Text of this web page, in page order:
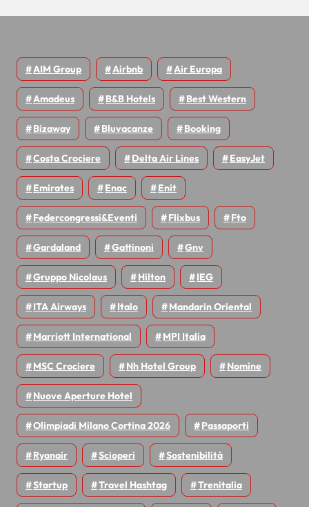
AIM Group Airbnb Air Europa
Amadeus B&B Hotels Best Western
Bizaway Bluvacanze Booking
Costa Crociere Delta Air Lines EasyJet
Emirates Enac Enit
Federcongressi&eventi Flixbus Fto
Gardaland Gattinoni Gnv
Gruppo Nicolaus Hilton IEG
ITA Airways Italo Mandarin Oriental
Marriott International MPI Italia
MSC Crociere Nh Hotel Group Nomine
Nuove Aperture Hotel
Olimpiadi Milano Cortina 2026 Passaporti
Ryanair Scioperi Sostenibilità
Startup Travel Hashtag Trenitalia